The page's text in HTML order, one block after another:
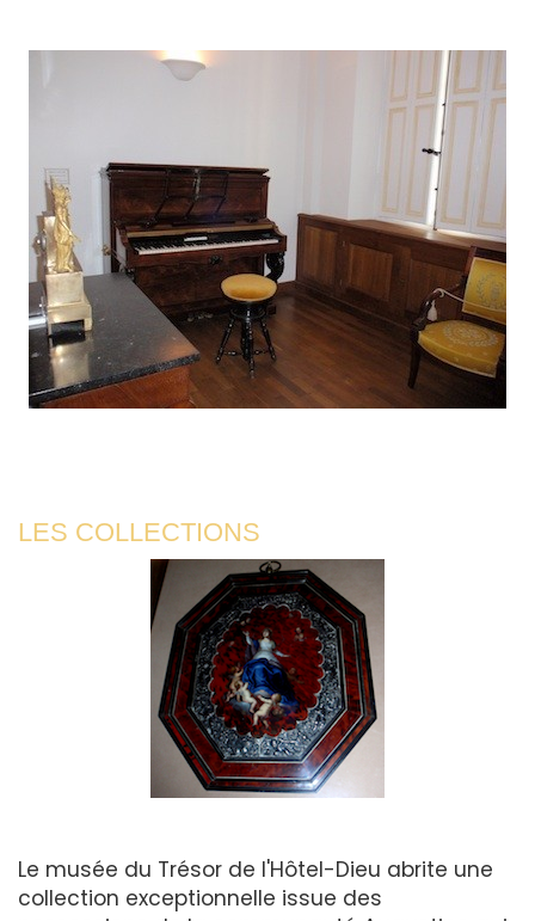
LES COLLECTIONS
Le musée du Trésor de l'Hôtel-Dieu abrite une
collection exceptionnelle issue des